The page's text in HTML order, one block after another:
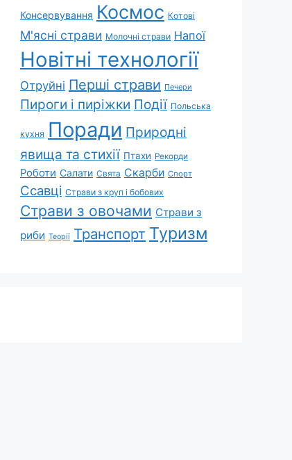
Консервування Космос Котові
М'ясні страви Молочні страви Напої
Новітні технології
Отруйні Перші страви Печери
Пироги і пиріжки Події Польська
кухня Поради Природні
явища та стихії Птахи Рекорди
Роботи Салати Свята Скарби Спорт
Ссавці Страви з круп і бобових
Страви з овочами Страви з
риби Теорії Транспорт Туризм